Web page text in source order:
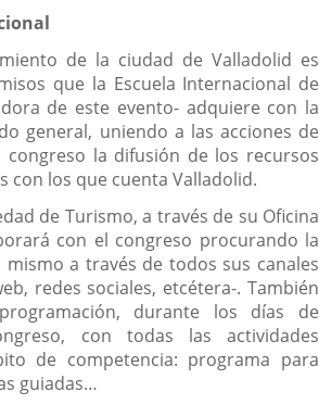
de la ciudad de Valladolid es
que la Escuela Internacional de
de este evento- adquiere con la
general, uniendo a las acciones de
la difusión de los recursos
con los que cuenta Valladolid.
de Turismo, a través de su Oficina
con el congreso procurando la
a través de todos sus canales
redes sociales, etcétera-. También
durante los días de
con todas las actividades
de competencia: programa para
guiadas…